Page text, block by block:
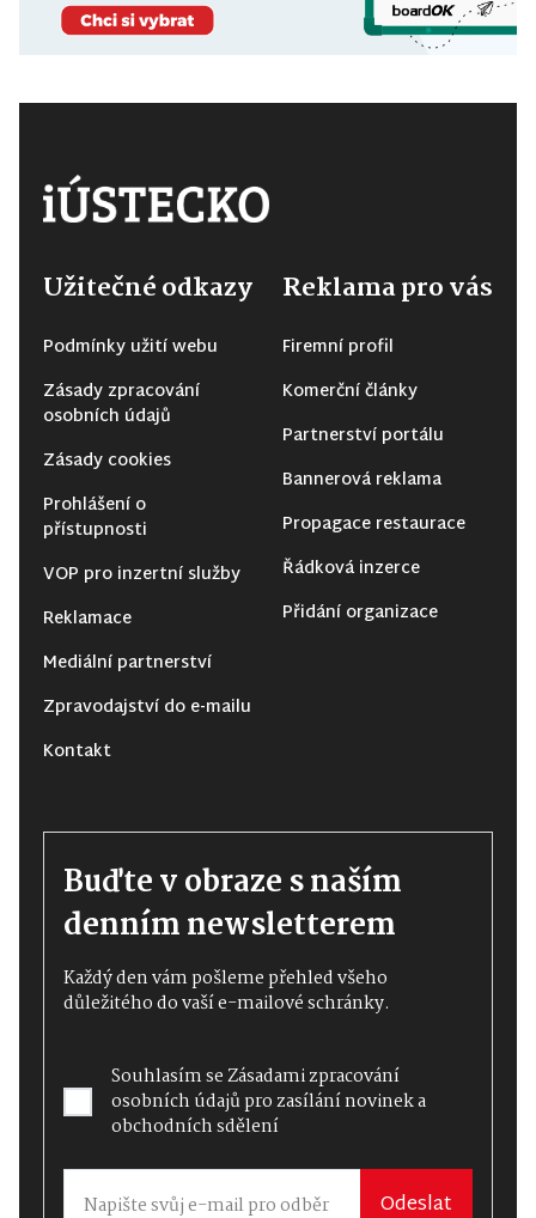
Užitečné odkazy
Podmínky užití webu
Zásady zpracování
osobních údajů
Zásady cookies
Prohlášení o
přístupnosti
VOP pro inzertní služby
Reklamace
Mediální partnerství
Zpravodajství do e-mailu
Kontakt
Reklama pro vás
Firemní profil
Komerční články
Partnerství portálu
Bannerová reklama
Propagace restaurace
Řádková inzerce
Přidání organizace
Buďte v obraze s naším
denním newsletterem
Každý den vám pošleme přehled všeho
důležitého do vaší e-mailové schránky.
Souhlasím seZásadami zpracování
osobních údajůpro zasílání novinek a
obchodních sdělení
Odeslat